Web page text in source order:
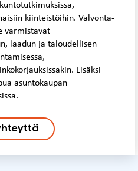
kiinteistöihin. Valvonta-
varmistavat
laadun ja taloudellisen
Lisäksi
asuntokaupan